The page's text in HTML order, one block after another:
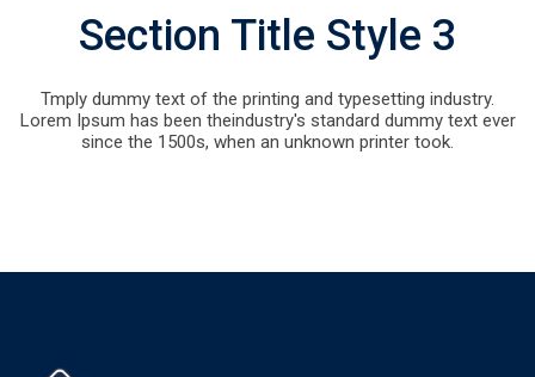
Section Title Style 3
Tmply dummy text of the printing and typesetting industry.
Lorem Ipsum has been theindustry's standard dummy text ever
since the 1500s, when an unknown printer took.